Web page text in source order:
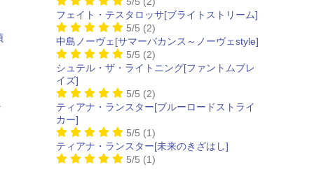
フェイト・テスタロッサ[ブライトストリーム]
5/5 (2)
中島ノーヴェ[サマーバカンス～ノーヴェstyle]
5/5 (2)
シュテル・ザ・ライトニング[ファントムブレ
イズ]
5/5 (2)
ティアナ・ランスター[ブルーロードストライ
カー]
5/5 (1)
ティアナ・ランスター[未来のきざはし]
5/5 (1)